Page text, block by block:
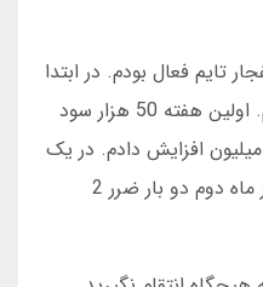
تایم فعال بودم. در ابتدا
فقط 200 هزار تومان واریز کردم. اولین هفته 50 هزار سود
کردم. سپس مقدار واریز را به 5 میلیون افزایش دادم. در یک
ماه 12 میلیون سود کردم. اما در ماه دوم دو بار ضرر 2